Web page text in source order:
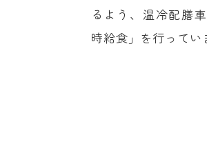
るよう、温冷配膳
時給食」を行ってい